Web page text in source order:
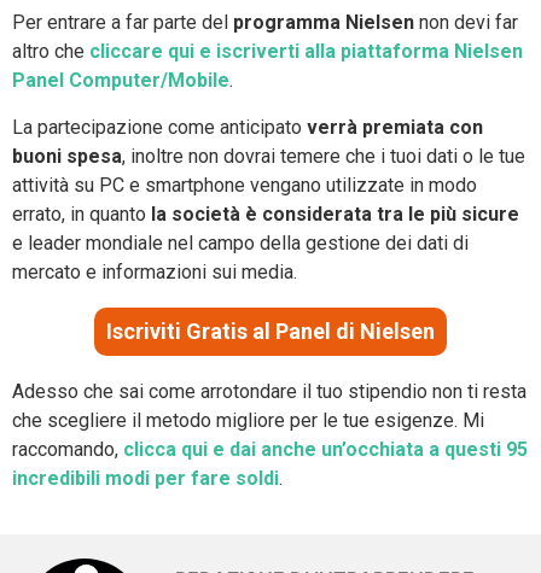
Per entrare a far parte del programma Nielsen non devi far
altro che cliccare qui e iscriverti alla piattaforma Nielsen
Panel Computer/Mobile.
La partecipazione come anticipato verrà premiata con
buoni spesa, inoltre non dovrai temere che i tuoi dati o le tue
attività su PC e smartphone vengano utilizzate in modo
errato, in quanto la società è considerata tra le più sicure
e leader mondiale nel campo della gestione dei dati di
mercato e informazioni sui media.
Iscriviti Gratis al Panel di Nielsen
Adesso che sai come arrotondare il tuo stipendio non ti resta
che scegliere il metodo migliore per le tue esigenze. Mi
raccomando, clicca qui e dai anche un’occhiata a questi 95
incredibili modi per fare soldi.